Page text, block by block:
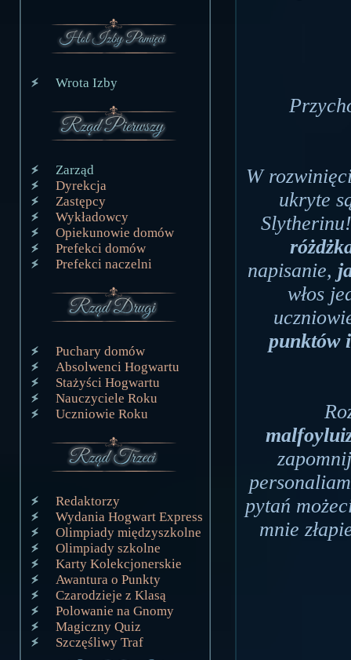
Wrota Izby
Zarząd
Dyrekcja
Zastępcy
Wykładowcy
Opiekunowie domów
Prefekci domów
Prefekci naczelni
Puchary domów
Absolwenci Hogwartu
Stażyści Hogwartu
Nauczyciele Roku
Uczniowie Roku
Redaktorzy
Wydania Hogwart Express
Olimpiady międzyszkolne
Olimpiady szkolne
Karty Kolekcjonerskie
Awantura o Punkty
Czarodzieje z Klasą
Polowanie na Gnomy
Magiczny Quiz
Szczęśliwy Traf
W
ukryte
napisanie,
włos
punktów
pytań
mnie